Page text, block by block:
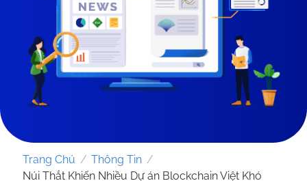
Trang Chủ / Thông Tin /
Núi Thắt Khiến Nhiều Dự án Blockchain Việt Khó